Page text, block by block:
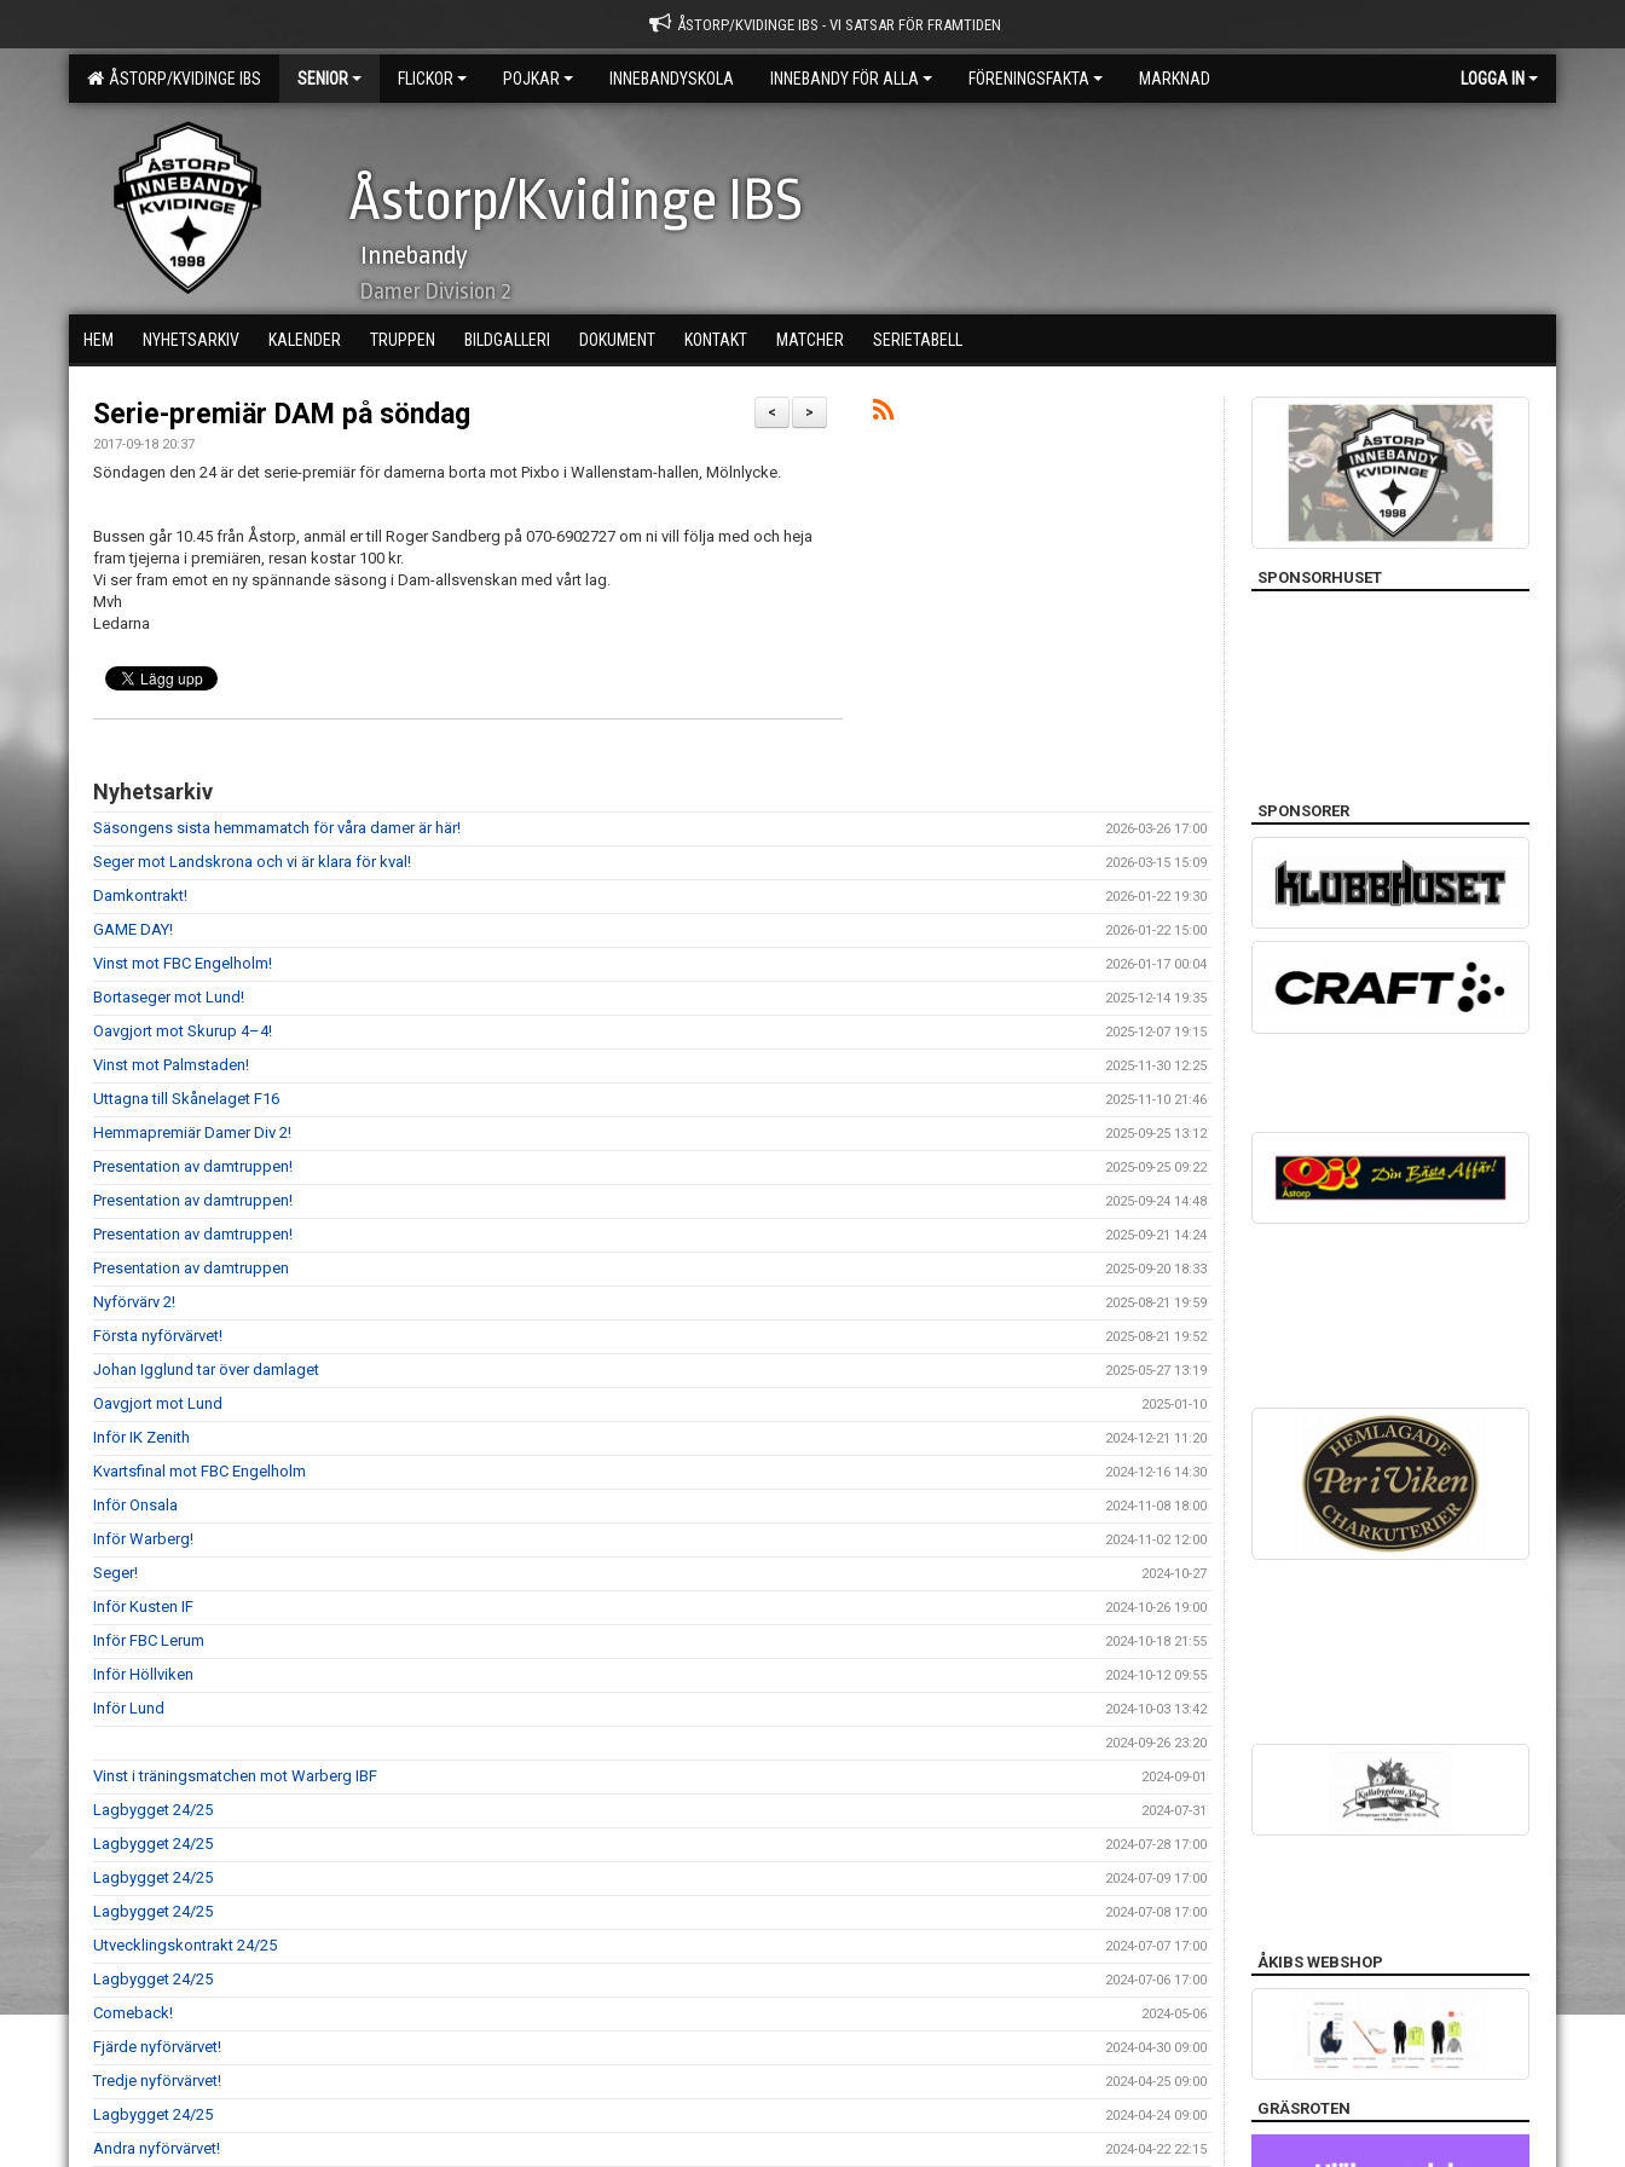
ÅSTORP/KVIDINGE IBS - VI SATSAR FÖR FRAMTIDEN
ÅSTORP/KVIDINGE IBS SENIOR FLICKOR POJKAR INNEBANDYSKOLA INNEBANDY FÖR ALLA FÖRENINGSFAKTA MARKNAD LOGGA IN
Åstorp/Kvidinge IBS
Innebandy
Damer Division 2
HEM NYHETSARKIV KALENDER TRUPPEN BILDGALLERI DOKUMENT KONTAKT MATCHER SERIETABELL
>
<
Serie-premiär DAM på söndag
2017-09-18 20:37
Söndagen den 24 är det serie-premiär för damerna borta mot Pixbo i Wallenstam-hallen, Mölnlycke.
Bussen går 10.45 från Åstorp, anmäl er till Roger Sandberg på 070-6902727 om ni vill följa med och heja
fram tjejerna i premiären, resan kostar 100 kr.
Vi ser fram emot en ny spännande säsong i Dam-allsvenskan med vårt lag.
Mvh
Ledarna
Nyhetsarkiv
Säsongens sista hemmamatch för våra damer är här! 2026-03-26 17:00
Seger mot Landskrona och vi är klara för kval! 2026-03-15 15:09
Damkontrakt! 2026-01-22 19:30
GAME DAY! 2026-01-22 15:00
Vinst mot FBC Engelholm! 2026-01-17 00:04
Bortaseger mot Lund! 2025-12-14 19:35
Oavgjort mot Skurup 4–4! 2025-12-07 19:15
Vinst mot Palmstaden! 2025-11-30 12:25
Uttagna till Skånelaget F16 2025-11-10 21:46
Hemmapremiär Damer Div 2! 2025-09-25 13:12
Presentation av damtruppen! 2025-09-25 09:22
Presentation av damtruppen! 2025-09-24 14:48
Presentation av damtruppen! 2025-09-21 14:24
Presentation av damtruppen 2025-09-20 18:33
Nyförvärv 2! 2025-08-21 19:59
Första nyförvärvet! 2025-08-21 19:52
Johan Igglund tar över damlaget 2025-05-27 13:19
Oavgjort mot Lund 2025-01-10
Inför IK Zenith 2024-12-21 11:20
Kvartsfinal mot FBC Engelholm 2024-12-16 14:30
Inför Onsala 2024-11-08 18:00
Inför Warberg! 2024-11-02 12:00
Seger! 2024-10-27
Inför Kusten IF 2024-10-26 19:00
Inför FBC Lerum 2024-10-18 21:55
Inför Höllviken 2024-10-12 09:55
Inför Lund 2024-10-03 13:42
2024-09-26 23:20
Vinst i träningsmatchen mot Warberg IBF 2024-09-01
Lagbygget 24/25 2024-07-31
Lagbygget 24/25 2024-07-28 17:00
Lagbygget 24/25 2024-07-09 17:00
Lagbygget 24/25 2024-07-08 17:00
Utvecklingskontrakt 24/25 2024-07-07 17:00
Lagbygget 24/25 2024-07-06 17:00
Comeback! 2024-05-06
Fjärde nyförvärvet! 2024-04-30 09:00
Tredje nyförvärvet! 2024-04-25 09:00
Lagbygget 24/25 2024-04-24 09:00
Andra nyförvärvet! 2024-04-22 22:15
SPONSORHUSET
SPONSORER
ÅKIBS WEBSHOP
GRÄSROTEN